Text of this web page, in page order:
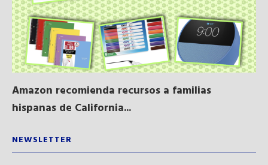
Amazon recomienda recursos a familias
hispanas de California...
NEWSLETTER